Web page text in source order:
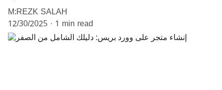
M:REZK SALAH
12/30/2025 1 min read